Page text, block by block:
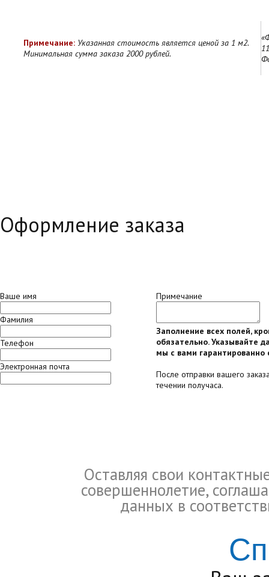
Примечание: Указанная стоимость является ценой за 1 м2.
Минимальная сумма заказа 2000 рублей.
Оформление заказа
Ваше имя
Фамилия
Телефон
Электронная почта
Примечание
Заполнение всех полей,
обязательно. Указывайте
мы с вами гарантированно
После отправки вашего
течении получаса.
Оставляя свои
совершеннолетие,
данных в